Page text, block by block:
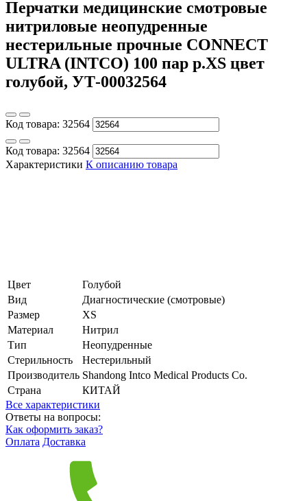
Перчатки медицинские смотровые
нитриловые неопудренные
нестерильные прочные CONNECT
ULTRA (INTCO) 100 пар р.XS цвет
голубой, УТ-00032564
Код товара: 32564
Код товара: 32564
Характеристики К описанию товара
Цвет
Голубой
Вид
Диагностические (смотровые)
Размер
XS
Материал
Нитрил
Тип
Неопудренные
Стерильность
Нестерильный
Производитель Shandong Intco Medical Products Co.
Страна
КИТАЙ
Все характеристики
Ответы на вопросы:
Как оформить заказ?
Оплата Доставка